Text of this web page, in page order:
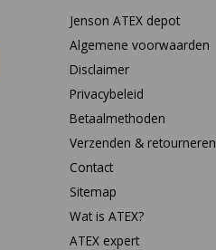
Jenson ATEX depot
Algemene voorwaarden
Disclaimer
Privacybeleid
Betaalmethoden
Verzenden & retourneren
Contact
Sitemap
Wat is ATEX?
ATEX expert